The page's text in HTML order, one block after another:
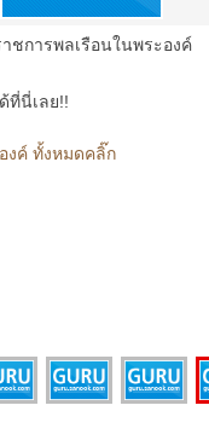
ชการพลเรือนในพระองค์
ที่นี่เลย!!
งค์ ทั้งหมดคลิ๊ก